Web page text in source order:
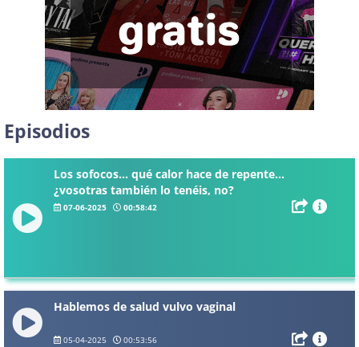
Episodios
Los sofocos... qué calor hace de repente...
¿vosotras también lo tenéis, no?
07-06-2025 00:58:42
Hablemos de salud vulvo vaginal
05-04-2025 00:53:56